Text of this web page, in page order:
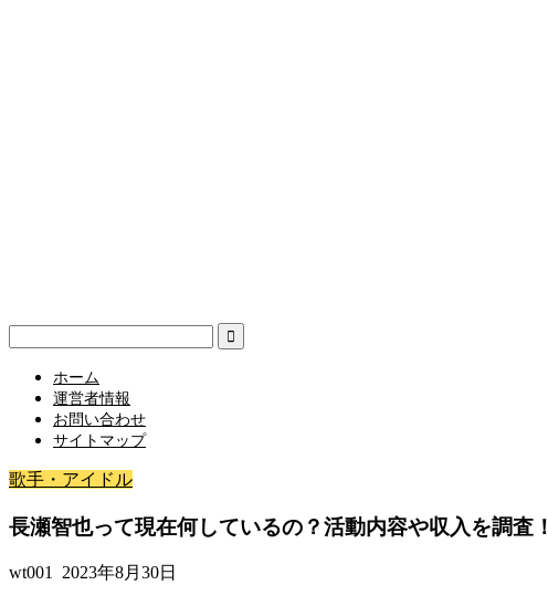
ホーム
運営者情報
お問い合わせ
サイトマップ
歌手・アイドル
長瀬智也って現在何しているの？活動内容や収入を調査！
wt001 2023年8月30日